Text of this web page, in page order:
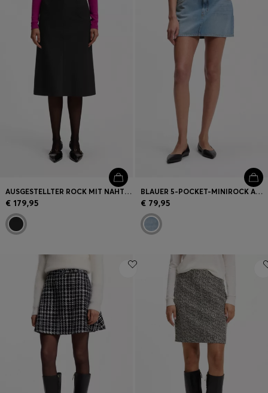
AUSGESTELLTER ROCK MIT NAHTDETAILS
€ 179,95
BLAUER 5-POCKET-MINIROCK AUS DENIM
€ 79,95